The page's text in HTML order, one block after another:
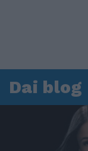
Dai blog